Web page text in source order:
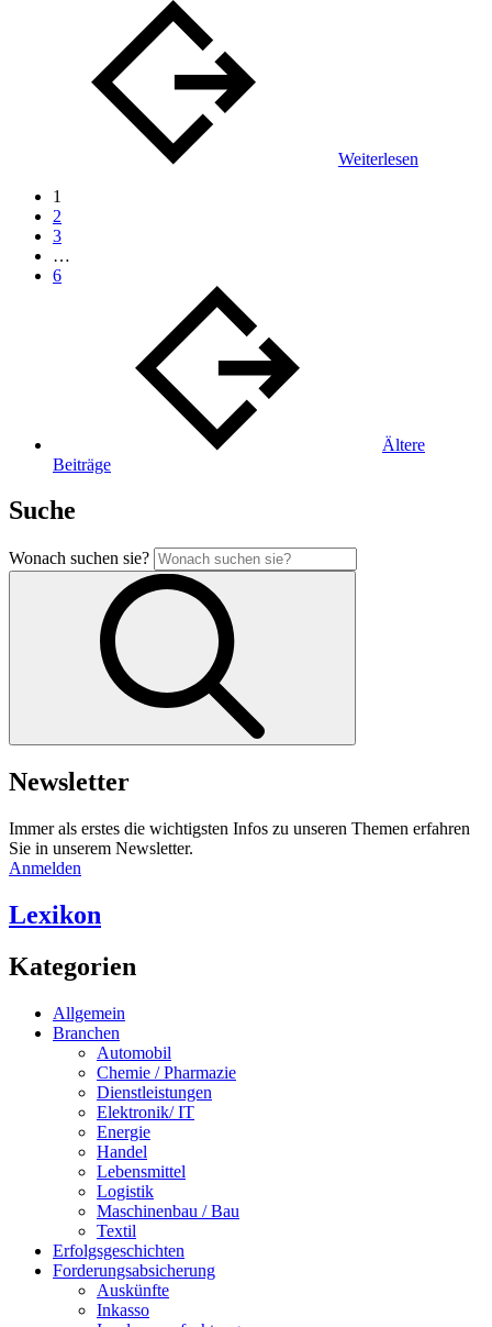
Weiterlesen
1
2
3
…
6
Ältere
Beiträge
Suche
Wonach suchen sie?
Newsletter
Immer als erstes die wichtigsten Infos zu unseren Themen erfahren
Sie in unserem Newsletter.
Anmelden
Lexikon
Kategorien
Allgemein
Branchen
Automobil
Chemie / Pharmazie
Dienstleistungen
Elektronik/ IT
Energie
Handel
Lebensmittel
Logistik
Maschinenbau / Bau
Textil
Erfolgsgeschichten
Forderungsabsicherung
Auskünfte
Inkasso